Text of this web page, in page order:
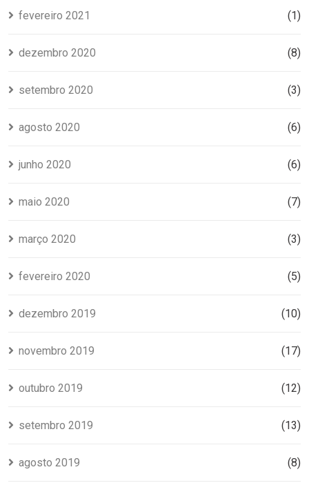
fevereiro 2021 (1)
dezembro 2020 (8)
setembro 2020 (3)
agosto 2020 (6)
junho 2020 (6)
maio 2020 (7)
março 2020 (3)
fevereiro 2020 (5)
dezembro 2019 (10)
novembro 2019 (17)
outubro 2019 (12)
setembro 2019 (13)
agosto 2019 (8)